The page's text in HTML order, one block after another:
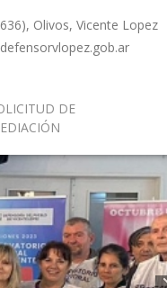
Olivos, Vicente Lopez
defensorvlopez.gob.ar
DE